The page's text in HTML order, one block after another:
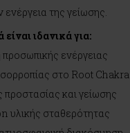
ενέργεια της γείωσης.
ιδανικά για:
ενέργειας
στο Root Chakra
προστασίας και γείωσης
υλικής σταθερότητας